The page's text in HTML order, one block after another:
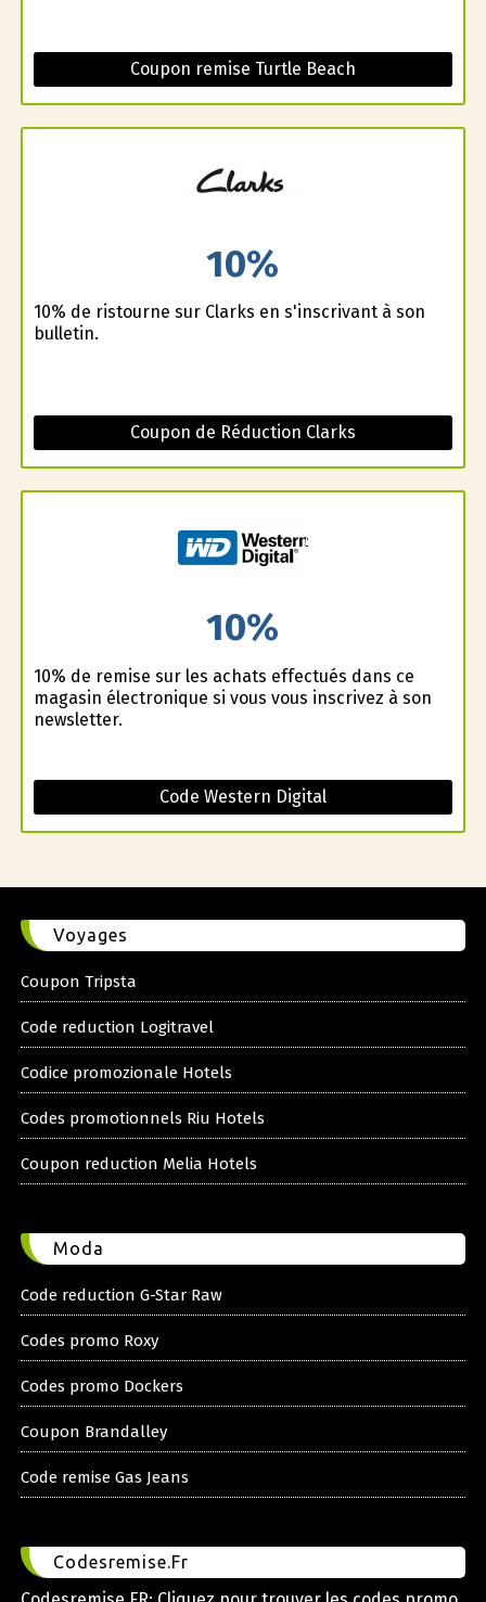
Coupon remise Turtle Beach
10%
10% de ristourne sur Clarks en s'inscrivant à son
bulletin.
Coupon de Réduction Clarks
10%
10% de remise sur les achats effectués dans ce
magasin électronique si vous vous inscrivez à son
newsletter.
Code Western Digital
Voyages
Coupon Tripsta
Code reduction Logitravel
Codice promozionale Hotels
Codes promotionnels Riu Hotels
Coupon reduction Melia Hotels
Moda
Code reduction G-Star Raw
Codes promo Roxy
Codes promo Dockers
Coupon Brandalley
Code remise Gas Jeans
Codesremise.Fr